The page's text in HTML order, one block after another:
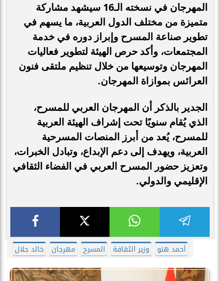
المهرجان في نسخته الـ16 سيشهد مشاركة
متميزة من مختلف الدول العربية، ما يسهم في
تطوير صناعة المسرح وإبراز دوره في خدمة
المجتمعات، وأكد حرص الهيئة لتطوير فعاليات
المهرجان وتوسيعها من خلال تنظيم ملتقى فنون
العرائس بموازاة المهرجان.
الجدير بالذكر أن المهرجان العربي للمسرح،
الذي يُقام سنويًا تحت إشراف الهيئة العربية
للمسرح، يُعد من أبرز المنصات المسرحية
العربية، ويهدف إلى دعم الإبداع، وتبادل الخبرات،
وتعزيز حضور المسرح العربي في الفضاء الثقافي
الإقليمي والدولي.
أحمد هنو وزير الثقافة المسرح مهرجان خالد جلال